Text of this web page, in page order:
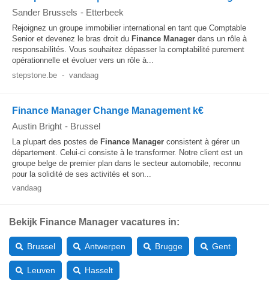
Sander Brussels - Etterbeek
Rejoignez un groupe immobilier international en tant que Comptable
Senior et devenez le bras droit du Finance Manager dans un rôle à
responsabilités. Vous souhaitez dépasser la comptabilité purement
opérationnelle et évoluer vers un rôle à...
stepstone.be - vandaag
Finance Manager Change Management k€
Austin Bright - Brussel
La plupart des postes de Finance Manager consistent à gérer un
département. Celui-ci consiste à le transformer. Notre client est un
groupe belge de premier plan dans le secteur automobile, reconnu
pour la solidité de ses activités et son...
vandaag
Bekijk Finance Manager vacatures in:
Brussel Antwerpen Brugge Gent
Leuven Hasselt